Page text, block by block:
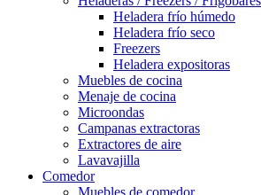
Heladera frío húmedo
Heladera frío seco
Freezers
Heladera expositoras
Muebles de cocina
Menaje de cocina
Microondas
Campanas extractoras
Extractores de aire
Lavavajilla
Comedor
Muebles de comedor